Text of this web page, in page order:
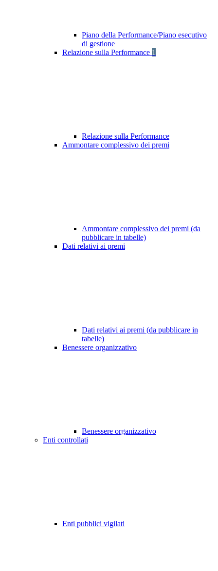
Piano della Performance/Piano esecutivo
di gestione
Relazione sulla Performance 1
Relazione sulla Performance
Ammontare complessivo dei premi
Ammontare complessivo dei premi (da
pubblicare in tabelle)
Dati relativi ai premi
Dati relativi ai premi (da pubblicare in
tabelle)
Benessere organizzativo
Benessere organizzativo
Enti controllati
Enti pubblici vigilati